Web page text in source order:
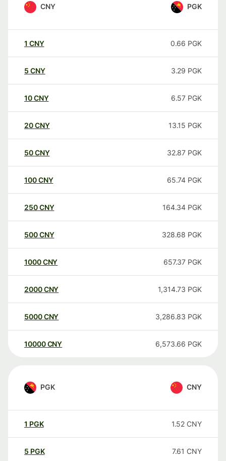
CNY PGK
1 CNY 0.66 PGK
5 CNY 3.29 PGK
10CNY 6.57 PGK
20CNY 13.15 PGK
50CNY 32.87 PGK
100CNY 65.74 PGK
250CNY 164.34 PGK
500CNY 328.68 PGK
1000CNY 657.37 PGK
2000CNY 1,314.73 PGK
5000CNY 3,286.83 PGK
10000 CNY 6,573.66 PGK
PGK CNY
1 PGK 1.52 CNY
5 PGK 7.61 CNY